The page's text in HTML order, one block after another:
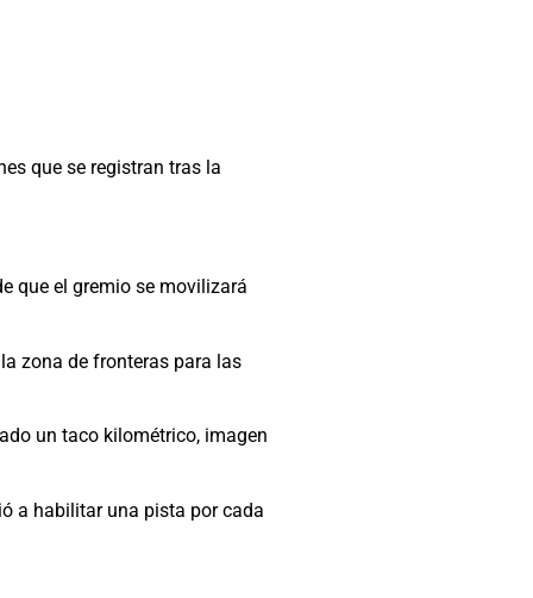
que se registran tras la
que el gremio se movilizará
zona de fronteras para las
un taco kilométrico, imagen
a habilitar una pista por cada